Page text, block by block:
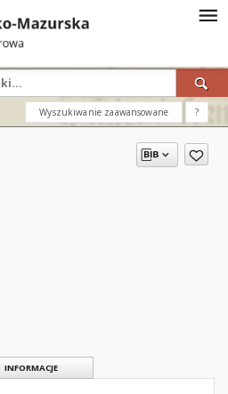
Wyszukiwanie zaawansowane ?
INFORMACJE